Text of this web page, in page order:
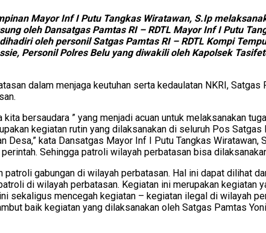
Mayor Inf I Putu Tangkas Wiratawan, S.Ip
oleh Dansatgas Pamtas RI – RDTL Mayor Inf I Putu
oleh personil Satgas Pamtas RI – RDTL Kompi
Personil Polres Belu yang diwakili oleh Kapolsek
dalam menjaga keutuhan serta kedaulatan NKRI,
bersaudara ” yang menjadi acuan untuk melaksanakan
kegiatan rutin yang dilaksanakan di seluruh Pos
kata Dansatgas Mayor Inf I Putu Tangkas Wiratawan,
Sehingga patroli wilayah perbatasan bisa
gabungan di wilayah perbatasan. Hal ini dapat dilihat
di wilayah perbatasan. Kegiatan ini merupakan kegiatan
sekaligus mencegah kegiatan – kegiatan ilegal di wilayah
baik kegiatan yang dilaksanakan oleh Satgas Pamtas